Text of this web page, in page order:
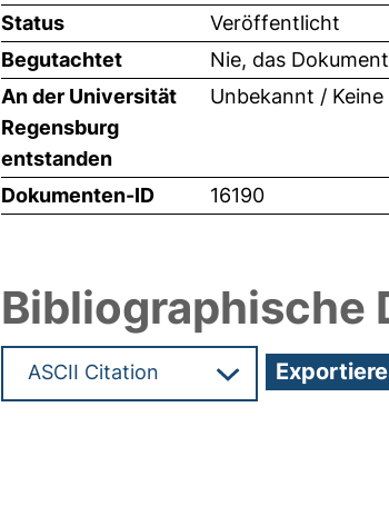
Status
Veröffentlicht
Begutachtet
Nie, das
An der Universität
Regensburg
entstanden
Unbekannt / Keine
Dokumenten-ID 16190
Bibliographische